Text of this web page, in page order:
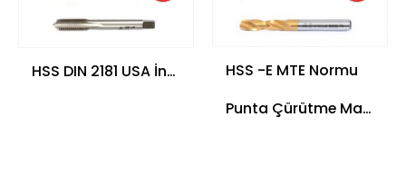
HSS DIN 2181 USA İnce Vidalı Kılavuz – UNF – Son
HSS -E MTE Normu
Punta Çürütme Matkap Ucu – UZUN ( El Breyzi İçin) TIN KAPLI